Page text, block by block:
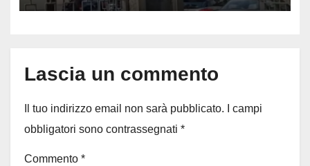
Lascia un commento
Il tuo indirizzo email non sarà pubblicato.
I campi
obbligatori sono contrassegnati *
Commento *